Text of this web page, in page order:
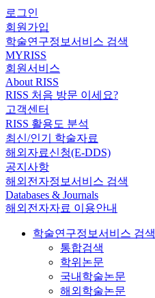
로그인
회원가입
학술연구정보서비스 검색
MYRISS
회원서비스
About RISS
RISS 처음 방문 이세요?
고객센터
RISS 활용도 분석
최신/인기 학술자료
해외자료신청(E-DDS)
공지사항
해외전자정보서비스 검색
Databases & Journals
해외전자자료 이용안내
학술연구정보서비스 검색
통합검색
학위논문
국내학술논문
해외학술논문